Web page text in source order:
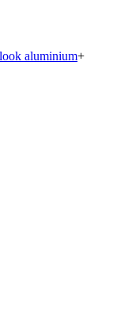
aluminium+